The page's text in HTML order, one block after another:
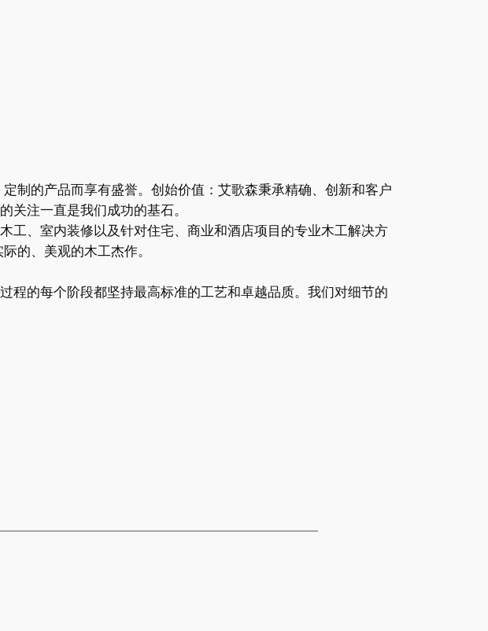
制的产品而享有盛誉。创始价值：艾歌森秉承精确、创新和客户
关注一直是我们成功的基石。
工、室内装修以及针对住宅、商业和酒店项目的专业木工解决方
的、美观的木工杰作。
程的每个阶段都坚持最高标准的工艺和卓越品质。我们对细节的